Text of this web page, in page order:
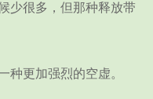
少很多，但那种释放带
更加强烈的空虚。